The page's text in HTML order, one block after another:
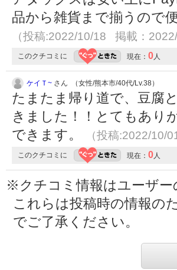
品から雑貨まで揃うので
（投稿:2022/10/18 掲載：2022/
このクチコミに 現在： 0人
ケイＴ~ さん （女性/熊本市/40代/Lv.38）
たまたま帰り道で、豆腐
きました！！とてもあり
できます。
（投稿:2022/
このクチコミに 現在： 0人
※クチコミ情報はユーザ
これらは投稿時の情報の
でご了承ください。